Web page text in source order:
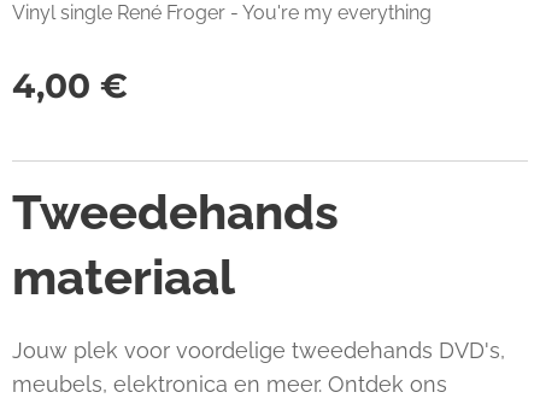
Vinyl single René Froger - You're my everything
4,00 €
Tweedehands
materiaal
Jouw plek voor voordelige tweedehands DVD's,
meubels, elektronica en meer. Ontdek ons